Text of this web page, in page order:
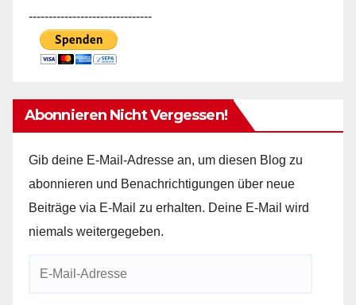
-------------------------------
Abonnieren Nicht Vergessen!
Gib deine E-Mail-Adresse an, um diesen Blog zu
abonnieren und Benachrichtigungen über neue
Beiträge via E-Mail zu erhalten. Deine E-Mail wird
niemals weitergegeben.